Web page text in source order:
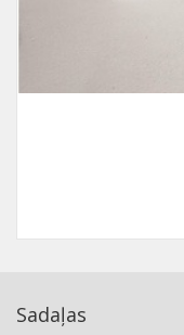
Sadaļas